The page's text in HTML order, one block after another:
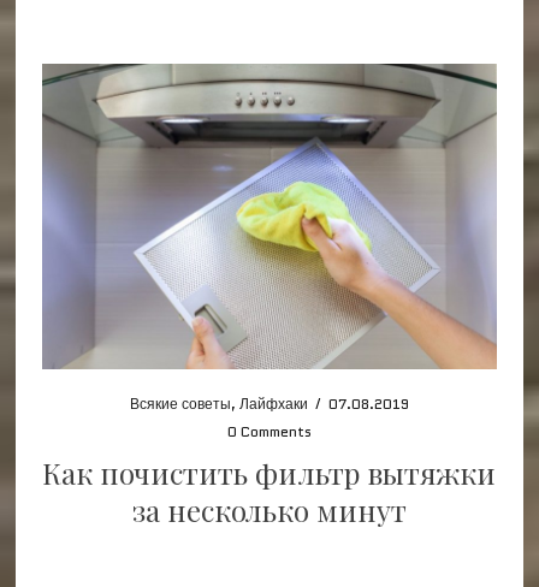
Всякие советы, Лайфхаки / 07.08.2019
0 Comments
Как почистить фильтр вытяжки
за несколько минут